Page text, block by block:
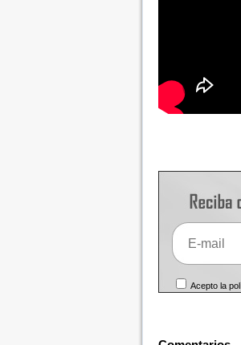
Acepto la